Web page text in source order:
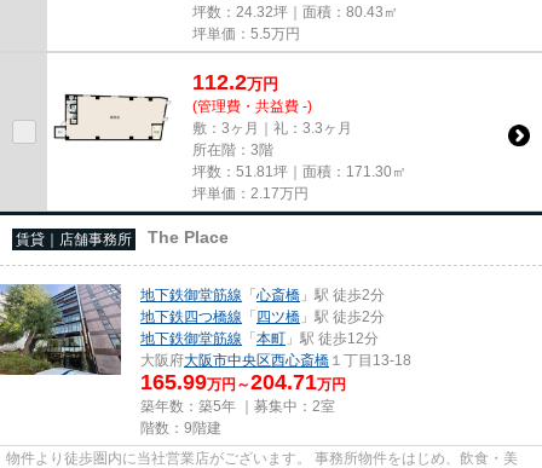
坪数：24.32坪｜面積：80.43㎡
坪単価： 5.5万円
112.2万円
(管理費・共益費 -)
敷：3ヶ月｜礼：3.3ヶ月
所在階：3階
坪数：51.81坪｜面積：171.30㎡
坪単価： 2.17万円
賃貸｜店舗事務所 The Place
地下鉄御堂筋線 「心斎橋 」駅 徒歩2分
地下鉄四つ橋線 「四ツ橋 」駅 徒歩2分
地下鉄御堂筋線 「本町 」駅 徒歩12分
大阪府大阪市中央区西心斎橋 １丁目13-18
165.99万円～204.71万円
築年数：築5年 ｜募集中： 2室
階数：9階建
物件より徒歩圏内に当社営業店がございます。 事務所物件をはじめ、飲食・美